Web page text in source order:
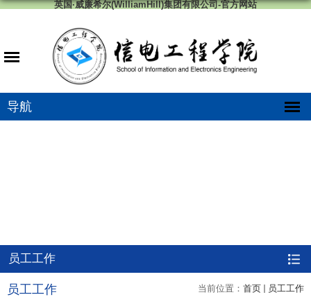
英国·威廉希尔(WilliamHill)集团有限公司-官方网站
导航
员工工作
当前位置： 首页 员工工作
员工工作